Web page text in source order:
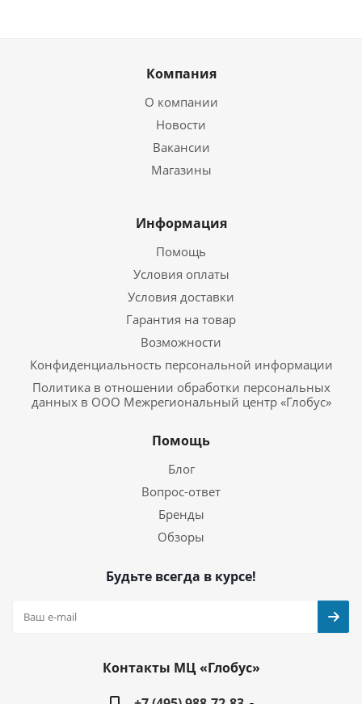
Компания
О компании
Новости
Вакансии
Магазины
Информация
Помощь
Условия оплаты
Условия доставки
Гарантия на товар
Возможности
Конфиденциальность персональной информации
Политика в отношении обработки персональных
данных в ООО Межрегиональный центр «Глобус»
Помощь
Блог
Вопрос-ответ
Бренды
Обзоры
Будьте всегда в курсе!
Контакты МЦ «Глобус»